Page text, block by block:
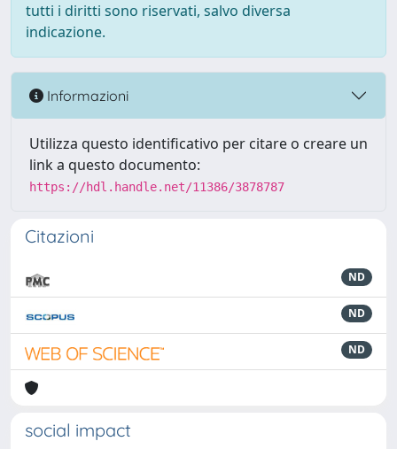
tutti i diritti sono riservati, salvo diversa
indicazione.
Informazioni
Utilizza questo identificativo per citare o creare un
link a questo documento:
https://hdl.handle.net/11386/3878787
Citazioni
ND
ND
ND
social impact